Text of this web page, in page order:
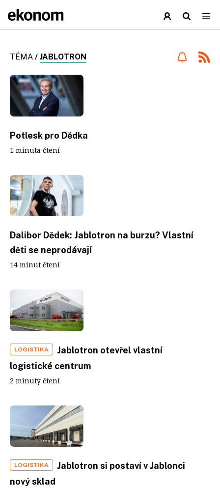
TÉMA / JABLOTRON
Potlesk pro Dědka
1 minuta čtení
Dalibor Dědek: Jablotron na burzu? Vlastní
děti se neprodávají
14 minut čtení
LOGISTIKA
Jablotron otevřel vlastní
logistické centrum
2 minuty čtení
LOGISTIKA
Jablotron si postaví v Jablonci
nový sklad